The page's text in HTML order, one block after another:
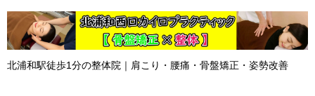
北浦和駅徒歩1分の整体院｜肩こり・腰痛・骨盤矯正・姿勢改善